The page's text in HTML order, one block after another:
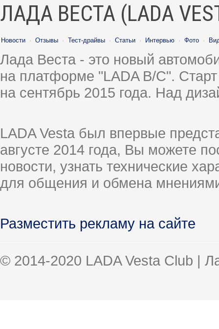
ЛАДА ВЕСТА (LADA
Новости · Отзывы · Тест-драйвы · Статьи · Интервью · Фото ·
Лада Веста - это новый
на платформе "LADA B/C".
на сентябрь 2015 года. Над
LADA Vesta был впервые
августе 2014 года, Вы можете
новости, узнать технические
для общения и обмена
Разместить рекламу на сайте
© 2014-2020 LADA Vesta Club |